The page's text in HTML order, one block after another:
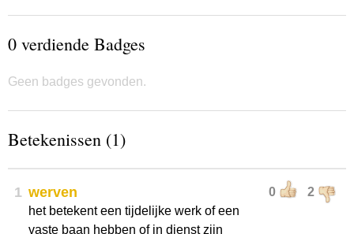
0 verdiende Badges
Geen badges gevonden.
Betekenissen (1)
1 0 2
werven
het betekent een tijdelijke werk of een
vaste baan hebben of in dienst zijn